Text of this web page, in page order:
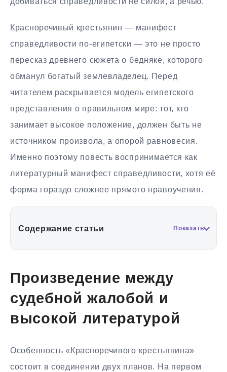
Красноречивый крестьянин — манифест
справедливости по-египетски — это не просто
пересказ древнего сюжета о бедняке, которого
обманул богатый землевладелец. Перед
читателем раскрывается модель египетского
представления о правильном мире: тот, кто
занимает высокое положение, должен быть не
источником произвола, а опорой равновесия.
Именно поэтому повесть воспринимается как
литературный манифест справедливости, хотя её
форма гораздо сложнее прямого нравоучения.
Содержание статьи Показать
Произведение между
судебной жалобой и
высокой литературой
Особенность «Красноречивого крестьянина»
состоит в соединении двух планов. На первом